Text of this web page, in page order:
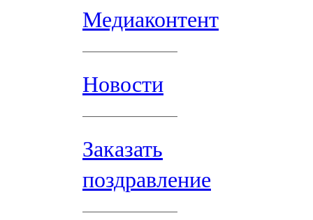
Медиаконтент
Новости
Заказать
поздравление